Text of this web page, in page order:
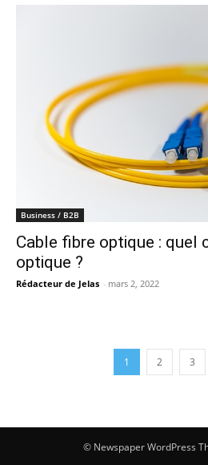
Business / B2B
Cable fibre optique : quel
optique ?
Rédacteur de Jelas - mars 2, 2022
1 2 3
© Newspaper WordPress